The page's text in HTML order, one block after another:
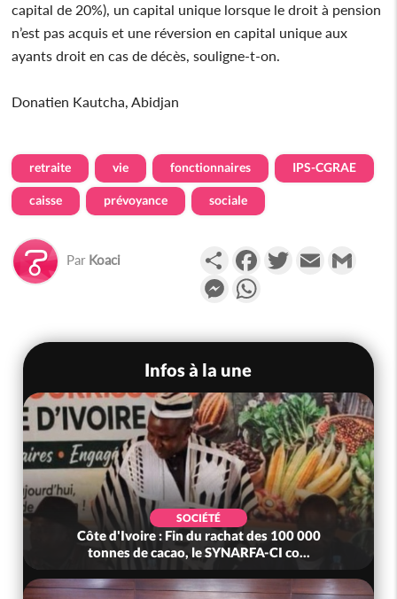
capital de 20%), un capital unique lorsque le droit à pension
n’est pas acquis et une réversion en capital unique aux
ayants droit en cas de décès, souligne-t-on.
Donatien Kautcha, Abidjan
retraite vie fonctionnaires IPS-CGRAE
caisse prévoyance sociale
Par Koaci PartagerFacebookTwitterEmail
Messenger
Infos à la une
SOCIÉTÉ
Côte d'Ivoire : Fin du rachat des 100 000
tonnes de cacao, le SYNARFA-CI co...